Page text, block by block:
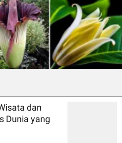
dan
Dunia yang